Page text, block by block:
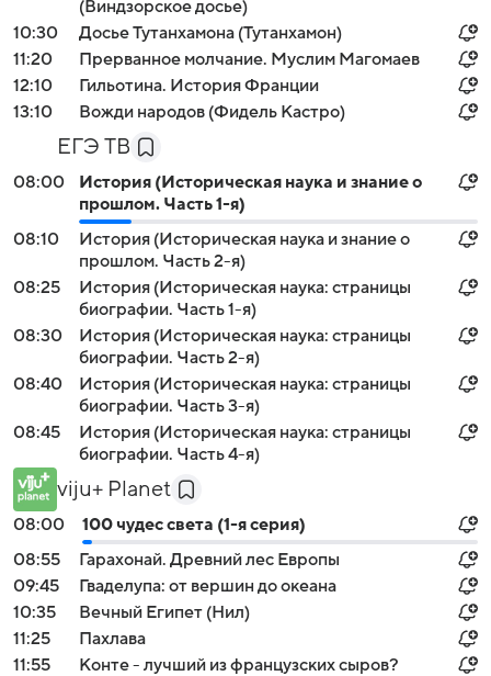
(Виндзорское досье)
10:30
Досье Тутанхамона (Тутанхамон)
11:20
Прерванное молчание. Муслим Магомаев
12:10
Гильотина. История Франции
13:10
Вожди народов (Фидель Кастро)
ЕГЭ ТВ
08:00
История (Историческая наука и знание о
прошлом. Часть 1-я)
08:10
История (Историческая наука и знание о
прошлом. Часть 2-я)
08:25
История (Историческая наука: страницы
биографии. Часть 1-я)
08:30
История (Историческая наука: страницы
биографии. Часть 2-я)
08:40
История (Историческая наука: страницы
биографии. Часть 3-я)
08:45
История (Историческая наука: страницы
биографии. Часть 4-я)
viju+ Planet
08:00
100 чудес света (1-я серия)
08:55
Гарахонай. Древний лес Европы
09:45
Гваделупа: от вершин до океана
10:35
Вечный Египет (Нил)
11:25
Пахлава
11:55
Конте - лучший из французских сыров?